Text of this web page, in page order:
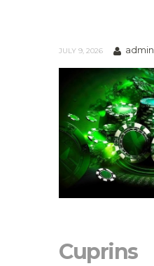
JULY 9, 2026 admin
Cuprins